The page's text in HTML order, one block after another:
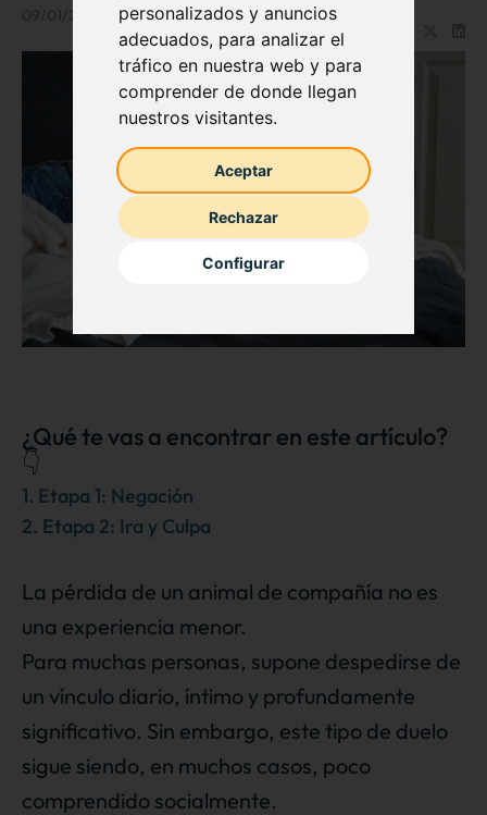
personalizados y anuncios
adecuados, para analizar el
tráfico en nuestra web y para
comprender de donde llegan
nuestros visitantes.
Aceptar
Rechazar
Configurar
Compartir en:
¿Qué te vas a encontrar en este artículo?
👇
1. Etapa 1: Negación
2. Etapa 2: Ira y Culpa
La pérdida de un animal de compañía no es
una experiencia menor.
Para muchas personas, supone despedirse de
un vínculo diario, íntimo y profundamente
significativo. Sin embargo, este tipo de duelo
sigue siendo, en muchos casos, poco
comprendido socialmente.